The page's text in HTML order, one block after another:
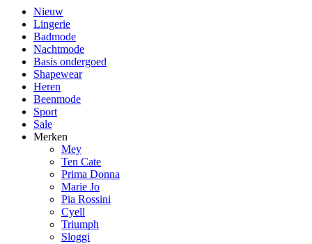
Nieuw
Lingerie
Badmode
Nachtmode
Basis ondergoed
Shapewear
Heren
Beenmode
Sport
Sale
Merken
Mey
Ten Cate
Prima Donna
Marie Jo
Pia Rossini
Cyell
Triumph
Sloggi